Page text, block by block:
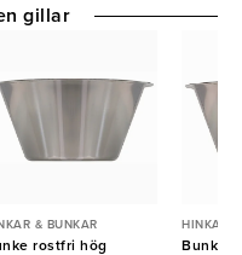
& BUNKAR
rostfri hög
HINKAR
Bunke
gillar